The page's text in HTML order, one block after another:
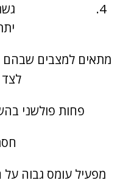
מתאים למצבים שבהם
לצד
פחות פולשני
מפעיל עומס גבוה